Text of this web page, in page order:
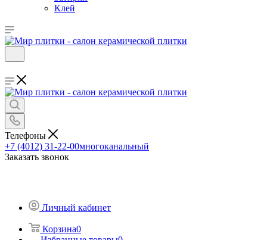
Клей
Телефоны
+7 (4012) 31-22-00многоканальный
Заказать звонок
Личный кабинет
Корзина0